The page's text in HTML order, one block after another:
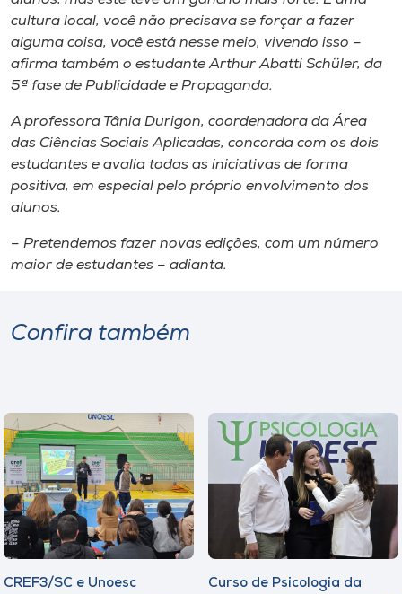
cultura local, você não precisava se forçar a fazer
alguma coisa, você está nesse meio, vivendo isso –
afirma também o estudante Arthur Abatti Schüler, da
5ª fase de Publicidade e Propaganda.
A professora Tânia Durigon, coordenadora da Área
das Ciências Sociais Aplicadas, concorda com os dois
estudantes e avalia todas as iniciativas de forma
positiva, em especial pelo próprio envolvimento dos
alunos.
– Pretendemos fazer novas edições, com um número
maior de estudantes – adianta.
Confira também
CREF3/SC e Unoesc
Curso de Psicologia da